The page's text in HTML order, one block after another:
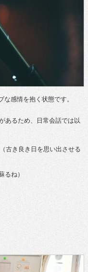
感情を抱く状態です。
あるため、日常会話では以
（古き良き日を思い出させる
るね）